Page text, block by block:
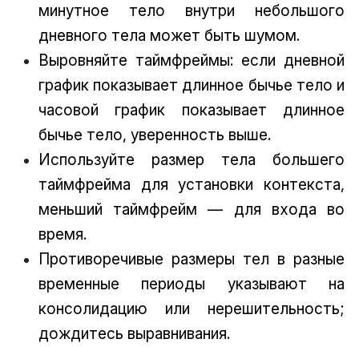
минутное тело внутри небольшого
дневного тела может быть шумом.
Выровняйте таймфреймы: если дневной
график показывает длинное бычье тело и
часовой график показывает длинное
бычье тело, уверенность выше.
Используйте размер тела большего
таймфрейма для установки контекста,
меньший таймфрейм — для входа во
время.
Противоречивые размеры тел в разные
временные периоды указывают на
консолидацию или нерешительность;
дождитесь выравнивания.